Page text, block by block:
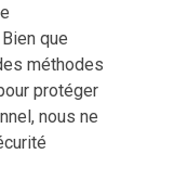
que
méthodes
protéger
nous ne